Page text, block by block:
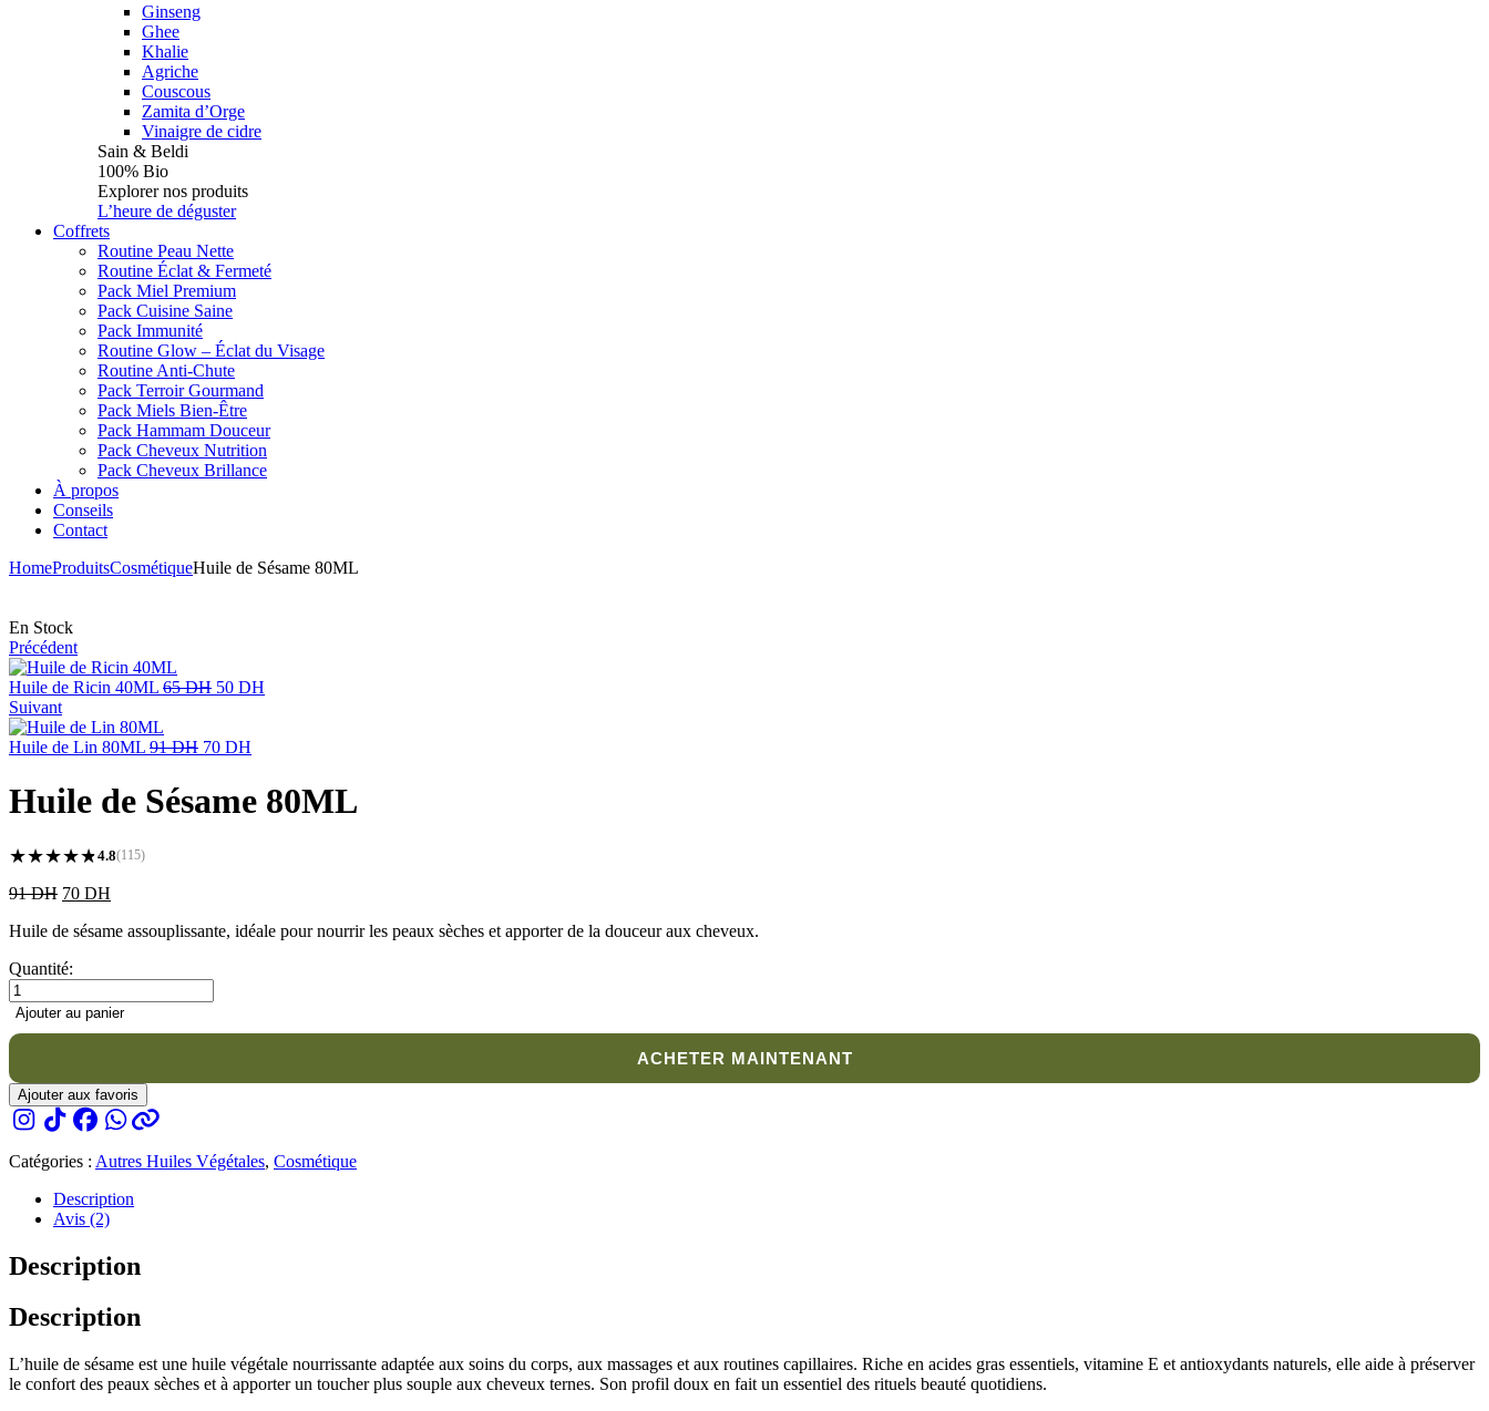
Ginseng
Ghee
Khalie
Agriche
Couscous
Zamita d’Orge
Vinaigre de cidre
Sain & Beldi
100% Bio
Explorer nos produits
L’heure de déguster
Coffrets
Routine Peau Nette
Routine Éclat & Fermeté
Pack Miel Premium
Pack Cuisine Saine
Pack Immunité
Routine Glow – Éclat du Visage
Routine Anti-Chute
Pack Terroir Gourmand
Pack Miels Bien-Être
Pack Hammam Douceur
Pack Cheveux Nutrition
Pack Cheveux Brillance
À propos
Conseils
Contact
HomeProduitsCosmétiqueHuile de Sésame 80ML
En Stock
Précédent
Huile de Ricin 40ML 65DH Le
était :
50 DH
Suivant
Huile de Lin 80ML 91DH Le
était :
70 DH
actuel
est :
Huile de Sésame 80ML
★★★★★
★4.8(115)
91DH Le
initial
91 DH.
70 DH
actuel
Huile de sésame assouplissante, idéale pour nourrir les peaux sèches et apporter de la douceur aux cheveux.
Quantité:
Ajouter au panier
ACHETER MAINTENANT
Ajouter aux favoris
Catégories : Autres Huiles Végétales, Cosmétique
Description
Avis (2)
Description
Description
L’huile de sésame est une huile végétale nourrissante adaptée aux soins du corps, aux massages et aux routines capillaires. Riche en acides gras essentiels, vitamine E et antioxydants naturels, elle aide à préserver
le confort des peaux sèches et à apporter un toucher plus souple aux cheveux ternes. Son profil doux en fait un essentiel des rituels beauté quotidiens.